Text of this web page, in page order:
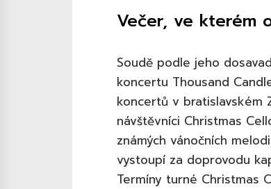
Večer, ve kterém
Soudě podle jeho
koncertu Thousand
koncertů v bratislavském
návštěvníci Christmas
známých vánočních
vystoupí za doprovodu
Termíny turné Christmas